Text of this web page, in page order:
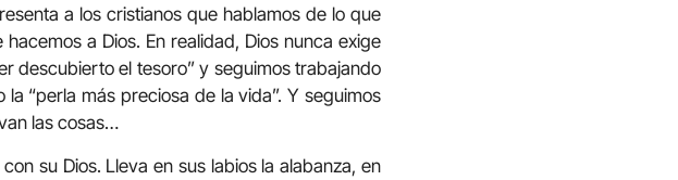
a los cristianos que hablamos de lo que
a Dios. En realidad, Dios nunca exige
descubierto el tesoro” y seguimos trabajando
“perla más preciosa de la vida”. Y seguimos
las cosas…
su Dios. Lleva en sus labios la alabanza, en